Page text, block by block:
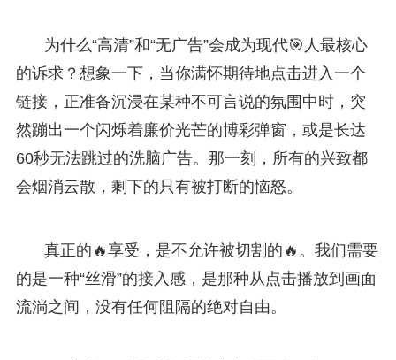
为什么“高清”和“无广告”会成为现代🎯人最核心
的诉求？想象一下，当你满怀期待地点击进入一个
链接，正准备沉浸在某种不可言说的氛围中时，突
然蹦出一个闪烁着廉价光芒的博彩弹窗，或是长达
60秒无法跳过的洗脑广告。那一刻，所有的兴致都
会烟消云散，剩下的只有被打断的恼怒。
真正的🔥享受，是不允许被切割的🔥。我们需要
的是一种“丝滑”的接入感，是那种从点击播放到画面
流淌之间，没有任何阻隔的绝对自由。